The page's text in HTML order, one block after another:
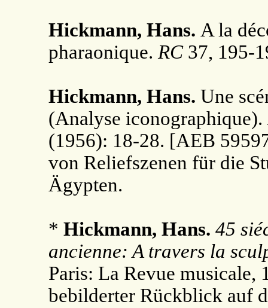
Hickmann, Hans. A la
pharaonique. RC37, 195-
Hickmann, Hans. Une
(Analyse iconographique).
(1956): 18-28. [AEB
von Reliefszenen für die
Ägypten.
* Hickmann, Hans. 45
ancienne: A travers la
Paris: La Revue
bebilderter Rückblick auf